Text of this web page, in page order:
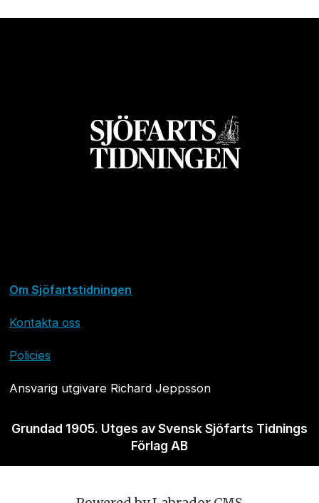
Om Sjöfartstidningen
Kontakta oss
Policies
Ansvarig utgivare Richard Jeppsson
Grundad 1905. Utges av Svensk Sjöfarts Tidnings
Förlag AB